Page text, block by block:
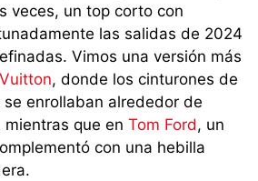
veces, un top corto con
las salidas de 2024
Vimos una versión más
, donde los cinturones de
enrollaban alrededor de
que en Tom Ford, un
con una hebilla